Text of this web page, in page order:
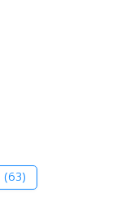
(63)